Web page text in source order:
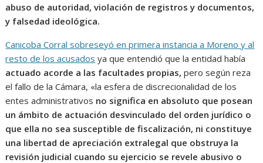
abuso de autoridad, violación de registros y documentos,
y falsedad ideológica.
Canicoba Corral sobreseyó en primera instancia a Moreno y al
resto de los acusados ya que entendió que la entidad había
actuado acorde a las facultades propias, pero según reza
el fallo de la Cámara, «la esfera de discrecionalidad de los
entes administrativos no significa en absoluto que posean
un ámbito de actuación desvinculado del orden jurídico o
que ella no sea susceptible de fiscalización, ni constituye
una libertad de apreciación extralegal que obstruya la
revisión judicial cuando su ejercicio se revele abusivo o